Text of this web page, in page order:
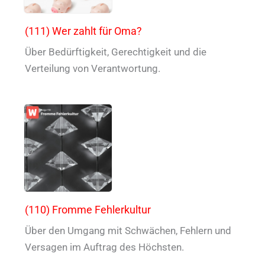
(111) Wer zahlt für Oma?
Über Bedürftigkeit, Gerechtigkeit und die
Verteilung von Verantwortung.
(110) Fromme Fehlerkultur
Über den Umgang mit Schwächen, Fehlern und
Versagen im Auftrag des Höchsten.